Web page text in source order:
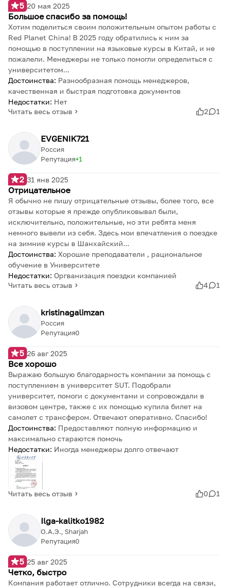
5 20 мая 2025
Большое спасибо за помощь!
Хотим поделиться своим положительным опытом работы с
Red Planet China! В 2025 году обратились к ним за
помощью в поступлении на языковые курсы в Китай, и не
пожалели. Менеджеры не только помогли определиться с
университетом...
Достоинства: Разнообразная помощь менеджеров,
качественная и быстрая подготовка документов
Недостатки: Нет
Читать весь отзыв
2 1
EVGENIK721
Репутация 1
Россия
2 31 янв 2025
Отрицательное
Я обычно не пишу отрицательные отзывы, более того, все
отзывы которые я прежде опубликовывал были,
исключительно, положительные, но эти ребята меня
немного вывели из себя. Здесь мои впечатления о поездке
на зимние курсы в Шанхайский...
Достоинства: Хорошие преподаватели , рациональное
обучение в Университете
Недостатки: Оргванизация поездки компанией
Читать весь отзыв
4 1
kristinagalimzan
Репутация0
Россия
5 26 авг 2025
Все хорошо
Выражаю большую благодарность компании за помощь с
поступлением в университет SUT. Подобрали
университет, помоги с документами и сопровождали в
визовом центре, также с их помощью купила билет на
самолет с трансфером. Отвечают оперативно. Спасибо!
Достоинства: Предоставляют полную информацию и
максимально стараются помочь
Недостатки: Иногда менеджеры долго отвечают
Читать весь отзыв 0 1
Ilga-kalitko1982
Репутация0
О.А.Э., Sharjah
5 25 авг 2025
Четко, быстро
Компания работает отлично. Сотрудники всегда на связи,